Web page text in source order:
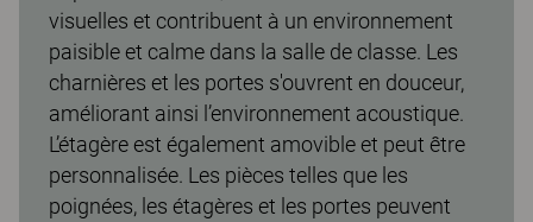
visuelles et contribuent à un environnement
paisible et calme dans la salle de classe. Les
charnières et les portes s'ouvrent en douceur,
améliorant ainsi l’environnement acoustique.
L’étagère est également amovible et peut être
personnalisée. Les pièces telles que les
poignées, les étagères et les portes peuvent